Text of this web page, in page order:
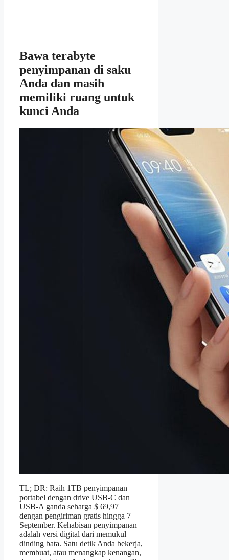
Bawa terabyte
penyimpanan di saku
Anda dan masih
memiliki ruang untuk
kunci Anda
TL; DR: Raih 1TB penyimpanan
portabel dengan drive USB-C dan
USB-A ganda seharga $ 69,97
dengan pengiriman gratis hingga 7
September. Kehabisan penyimpanan
adalah versi digital dari memukul
dinding bata. Satu detik Anda bekerja,
membuat, atau menangkap kenangan,